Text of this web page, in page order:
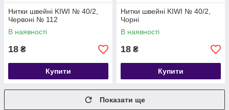
Нитки швейні KIWI № 40/2,
Червоні № 112
В наявності
18 ₴
Купити
Нитки швейні KIWI № 40/2,
Чорні
В наявності
18 ₴
Купити
Показати ще